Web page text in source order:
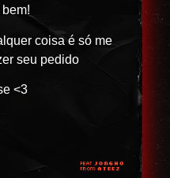
coisa é só me
seu pedido
<3